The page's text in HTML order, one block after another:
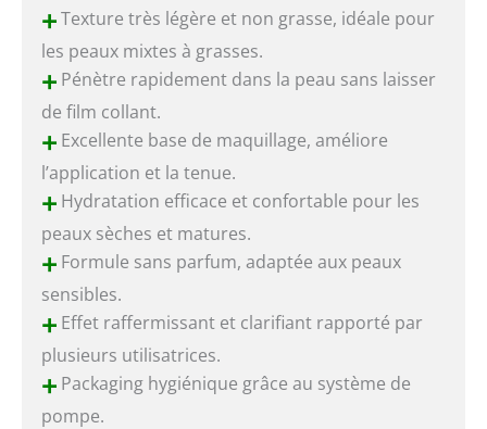
+Texture très légère et non grasse, idéale pour
les peaux mixtes à grasses.
+Pénètre rapidement dans la peau sans laisser
de film collant.
+Excellente base de maquillage, améliore
l’application et la tenue.
+Hydratation efficace et confortable pour les
peaux sèches et matures.
+Formule sans parfum, adaptée aux peaux
sensibles.
+Effet raffermissant et clarifiant rapporté par
plusieurs utilisatrices.
+Packaging hygiénique grâce au système de
pompe.